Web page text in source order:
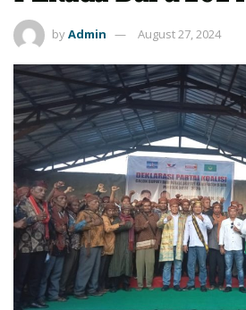
byAdmin August 27, 2024